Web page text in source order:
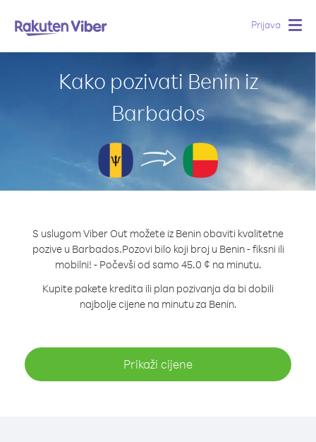
Prijava
Kako pozivati Benin iz
Barbados
S uslugom Viber Out možete iz Benin obaviti kvalitetne
pozive u Barbados.Pozovi bilo koji broj u Benin - fiksni ili
mobilni! - Počevši od samo 45.0 ¢ na minutu.
Kupite pakete kredita ili plan pozivanja da bi dobili
najbolje cijene na minutu za Benin.
Prikaži cijene